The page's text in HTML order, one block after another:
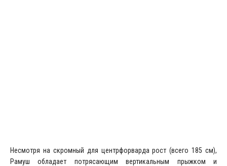
Несмотря на скромный для центрфорварда рост (всего 185 см),
Рамуш обладает потрясающим вертикальным прыжком и